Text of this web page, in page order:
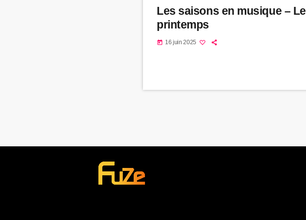
Les saisons en musique – Le
printemps
today 16 juin 2025